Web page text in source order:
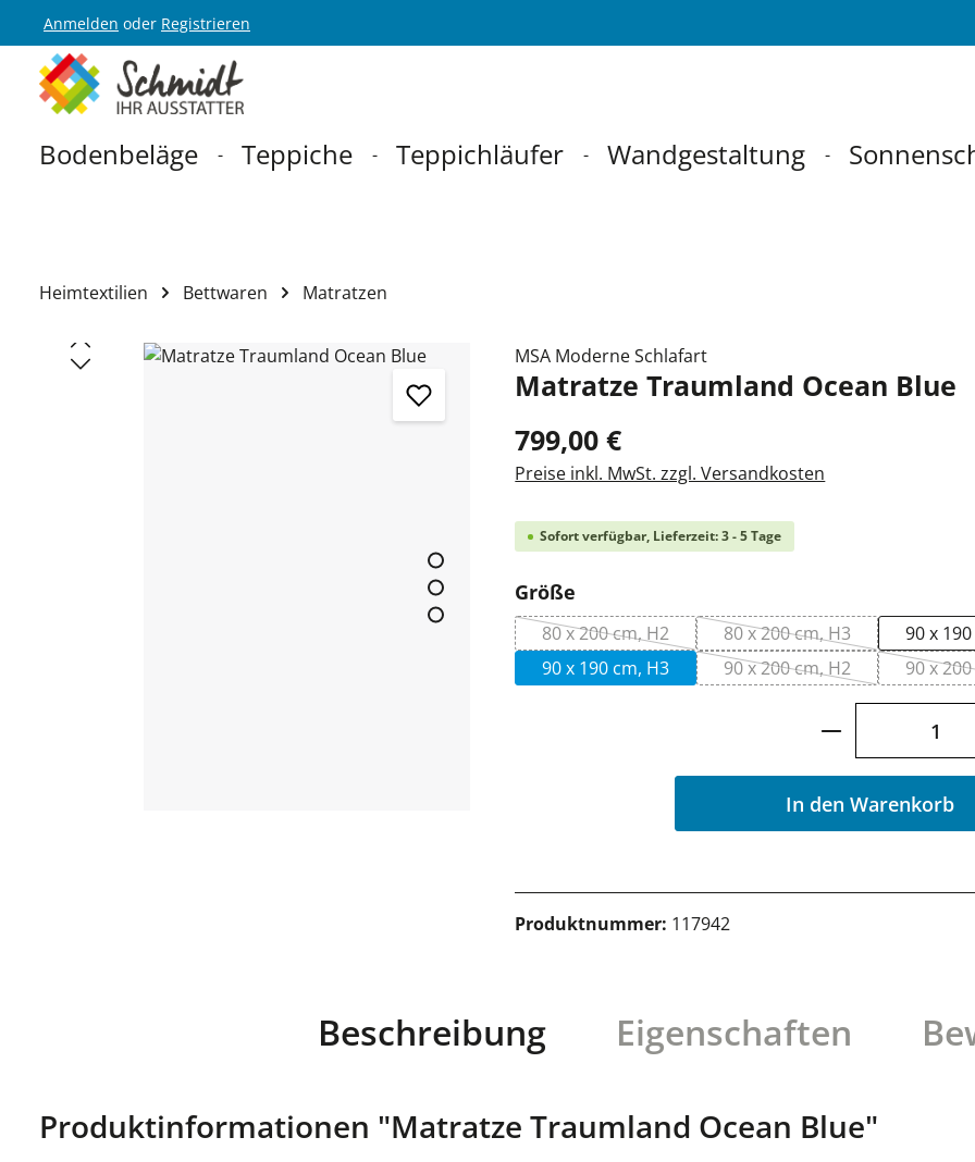
Hauptnavigation springen
Anmelden oder Registrieren
Bodenbeläge Teppiche Teppichläufer Wandgestaltung
Heimtextilien Bettwaren Matratzen
Bildergalerie überspringen MSA Moderne Schlafart
Matratze Traumland Ocean Blue
799,00 €
Preise inkl. MwSt. zzgl. Versandkosten
Sofort verfügbar, Lieferzeit: 3 - 5 Tage
Größe
80 x 200 cm, H2(Diese Option ist zurzeit nicht verfügbar.)
80 x 200 cm, H3(Diese Option ist zurzeit
90 x
90 x 190 cm, H3
90 x 200 cm, H2(Diese Option ist zurzeit
90 x
Produkt
In den Warenkorb
Produktnummer: 117942
Beschreibung Eigenschaften
Produktinformationen "Matratze Traumland Ocean Blue"